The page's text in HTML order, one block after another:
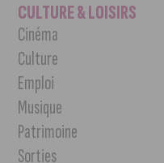
CULTURE & LOISIRS
Cinéma
Culture
Emploi
Musique
Patrimoine
Sorties